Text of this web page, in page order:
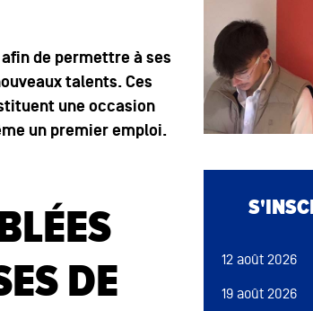
de permettre à ses
talents. Ces
une occasion
un premier emploi.
DE
12 août 2026
19 août 2026